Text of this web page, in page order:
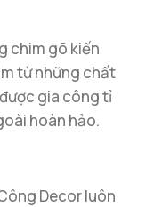
chim gõ kiến
từ những chất
gia công tỉ
hoàn hảo.
Decor luôn